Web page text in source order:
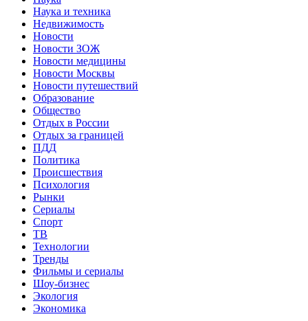
Наука и техника
Недвижимость
Новости
Новости ЗОЖ
Новости медицины
Новости Москвы
Новости путешествий
Образование
Общество
Отдых в России
Отдых за границей
ПДД
Политика
Происшествия
Психология
Рынки
Сериалы
Спорт
ТВ
Технологии
Тренды
Фильмы и сериалы
Шоу-бизнес
Экология
Экономика